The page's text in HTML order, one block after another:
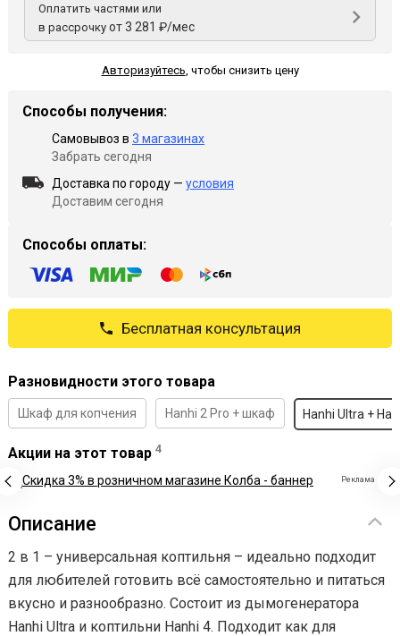
Оплатить частями или
в рассрочку от 3 281 ₽/мес
Авторизуйтесь чтобы снизить цену
Способы получения:
Самовывоз в 3 магазинах
Забрать сегодня
Доставка по городу — условия
Доставим сегодня
Способы оплаты:
Бесплатная консультация
Разновидности этого товара
Шкаф для копчения Hanhi 2 Pro + шкаф Hanhi Ultra +
Акции на этот товар 4
Реклама
Описание
2 в 1 – универсальная коптильня – идеально подходит
для любителей готовить всё самостоятельно и питаться
вкусно и разнообразно. Состоит из дымогенератора
Hanhi Ultra и коптильни Hanhi 4. Подходит как для